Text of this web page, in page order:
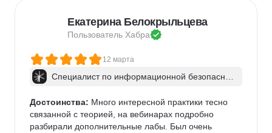
Екатерина Белокрыльцева
Пользователь Хабра
12 марта
Специалист по информационной безопаснос
Достоинства: Много интересной практики тесно
связанной с теорией, на вебинарах подробно
разбирали дополнительные лабы. Был очень